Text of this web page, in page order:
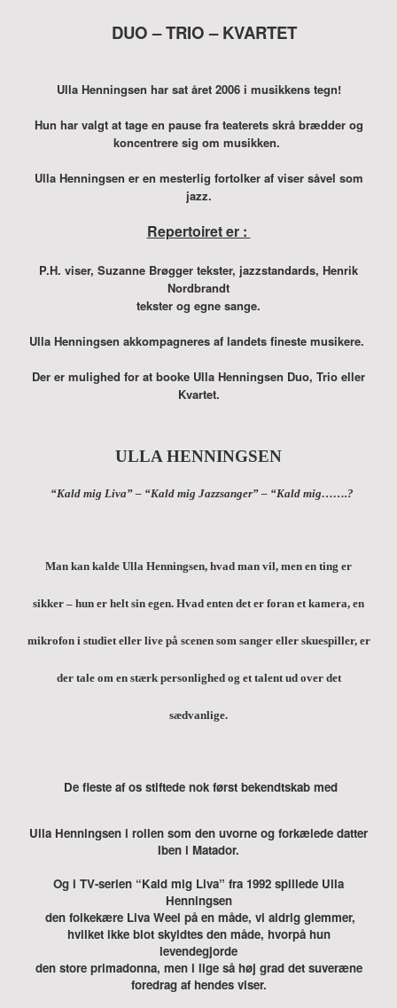
DUO – TRIO – KVARTET
Ulla Henningsen har sat året 2006 i musikkens tegn!
Hun har valgt at tage en pause fra teaterets skrå brædder og
koncentrere sig om musikken.
Ulla Henningsen er en mesterlig fortolker af viser såvel som
jazz.
Repertoiret er :
P.H. viser, Suzanne Brøgger tekster, jazzstandards, Henrik
Nordbrandt
tekster og egne sange.
Ulla Henningsen akkompagneres af landets fineste musikere.
Der er mulighed for at booke Ulla Henningsen Duo, Trio eller
Kvartet.
ULLA HENNINGSEN
“Kald mig Liva” – “Kald mig Jazzsanger” – “Kald mig…….?
Man kan kalde Ulla Henningsen, hvad man vil, men en ting er
sikker – hun er helt sin egen. Hvad enten det er foran et kamera, en
mikrofon i studiet eller live på scenen som sanger eller skuespiller, er
der tale om en stærk personlighed og et talent ud over det
sædvanlige.
De fleste af os stiftede nok først bekendtskab med
Ulla Henningsen i rollen som den uvorne og forkælede datter
Iben i Matador.
Og i TV-serien “Kald mig Liva” fra 1992 spillede Ulla
Henningsen
den folkekære Liva Weel på en måde, vi aldrig glemmer,
hvilket ikke blot skyldtes den måde, hvorpå hun
levendegjorde
den store primadonna, men i lige så høj grad det suveræne
foredrag af hendes viser.